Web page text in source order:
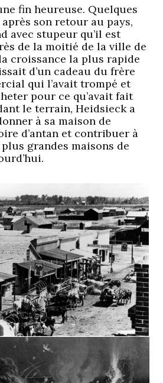
fin heureuse. Quelques
son retour au pays,
avec stupeur qu’il est
de la moitié de la ville de
croissance la plus rapide
d’un cadeau du frère
qui l’avait trompé et
pour ce qu’avait fait
le terrain, Heidsieck a
à sa maison de
d’antan et contribuer à
grandes maisons de